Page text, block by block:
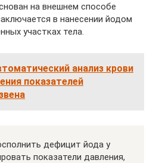
на внешнем способе
в нанесении йодом
участках тела.
анализ крови
показателей
дефицит йода у
показатели давления,